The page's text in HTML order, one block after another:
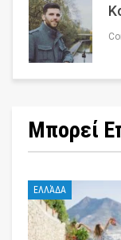
Μπορεί
ΕΛΛΆΔΑ